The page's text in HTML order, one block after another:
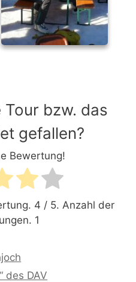
bzw. das
gefallen?
Bewertung!
4 / 5. Anzahl der
1
des DAV